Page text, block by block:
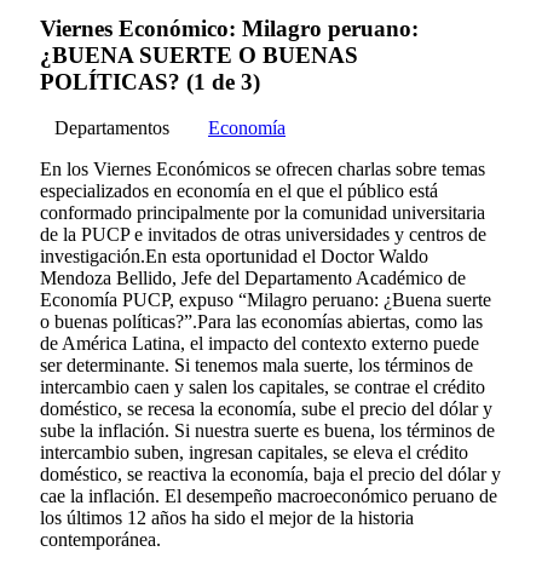
Viernes Económico: Milagro peruano:
¿BUENA SUERTE O BUENAS
POLÍTICAS? (1 de 3)
Departamentos
Economía
En los Viernes Económicos se ofrecen charlas sobre temas
especializados en economía en el que el público está
conformado principalmente por la comunidad universitaria
de la PUCP e invitados de otras universidades y centros de
investigación.En esta oportunidad el Doctor Waldo
Mendoza Bellido, Jefe del Departamento Académico de
Economía PUCP, expuso “Milagro peruano: ¿Buena suerte
o buenas políticas?”.Para las economías abiertas, como las
de América Latina, el impacto del contexto externo puede
ser determinante. Si tenemos mala suerte, los términos de
intercambio caen y salen los capitales, se contrae el crédito
doméstico, se recesa la economía, sube el precio del dólar y
sube la inflación. Si nuestra suerte es buena, los términos de
intercambio suben, ingresan capitales, se eleva el crédito
doméstico, se reactiva la economía, baja el precio del dólar y
cae la inflación. El desempeño macroeconómico peruano de
los últimos 12 años ha sido el mejor de la historia
contemporánea.